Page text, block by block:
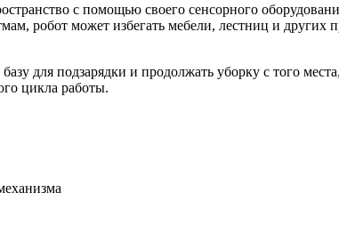
с помощью своего сенсорного
робот может избегать мебели, лестниц и других
для подзарядки и продолжать уборку с того
цикла работы.